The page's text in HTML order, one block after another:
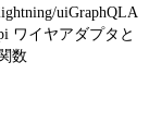
uiGraphQLA
ワイヤアダプタと
数